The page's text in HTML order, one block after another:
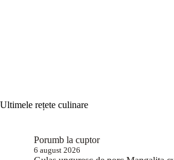
Ultimele rețete culinare
Porumb la cuptor
6 august 2026